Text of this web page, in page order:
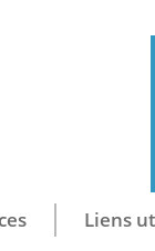
Liens